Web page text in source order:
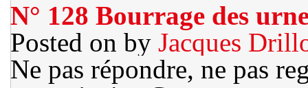
N° 128 Bourrage des
Posted on by Jacques
Ne pas répondre, ne pas